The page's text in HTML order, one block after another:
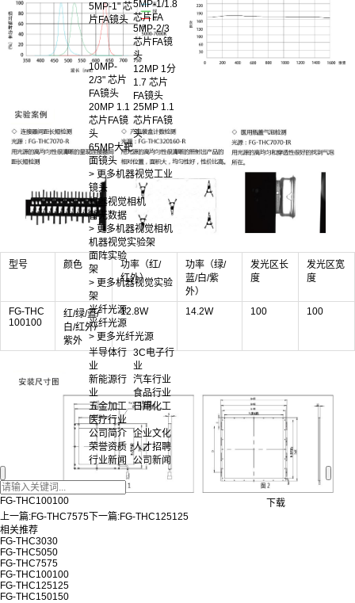
5MP-1" 芯
片FA镜头
5MP-1/1.8
芯片FA
5MP-2/3
芯片FA镜
头
10MP-
2/3" 芯片
FA镜头
12MP 1分
1.7 芯片
FA镜头
20MP 1.1
芯片FA镜
头
25MP 1.1
芯片FA镜
头
65MP大靶
面镜头
> 更多机器视觉工业
镜头
机器视觉相机
暂无数据
> 更多机器视觉相机
机器视觉实验架
面阵实验
架
> 更多机器视觉实验
架
光纤光源
光纤光源
> 更多光纤光源
半导体行
业
3C电子行
业
新能源行
业
汽车行业
食品行业
五金加工 日用化工
医疗行业
公司简介 企业文化
荣誉资质 人才招聘
行业新闻
公司新闻
型号 颜色
功率（红/
红外）
功率（绿/
蓝/白/紫
外）
发光区长
度
发光区宽
度
FG-THC
100100
红/绿/蓝/
白/红外/
紫外
12.8W 14.2W 100 100
FG-THC100100
下载
上一篇:FG-THC7575下一篇:FG-THC125125
相关推荐
FG-THC3030
FG-THC5050
FG-THC7575
FG-THC100100
FG-THC125125
FG-THC150150